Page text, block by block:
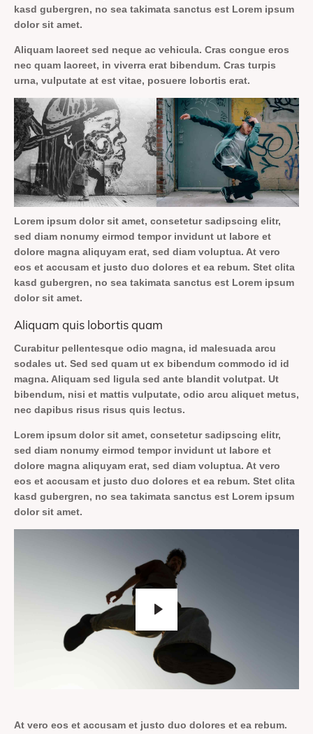
kasd gubergren, no sea takimata sanctus est Lorem ipsum
dolor sit amet.
Aliquam laoreet sed neque ac vehicula. Cras congue eros
nec quam laoreet, in viverra erat bibendum. Cras turpis
urna, vulputate at est vitae, posuere lobortis erat.
Lorem ipsum dolor sit amet, consetetur sadipscing elitr,
sed diam nonumy eirmod tempor invidunt ut labore et
dolore magna aliquyam erat, sed diam voluptua. At vero
eos et accusam et justo duo dolores et ea rebum. Stet clita
kasd gubergren, no sea takimata sanctus est Lorem ipsum
dolor sit amet.
Aliquam quis lobortis quam
Curabitur pellentesque odio magna, id malesuada arcu
sodales ut. Sed sed quam ut ex bibendum commodo id id
magna. Aliquam sed ligula sed ante blandit volutpat. Ut
bibendum, nisi et mattis vulputate, odio arcu aliquet metus,
nec dapibus risus risus quis lectus.
Lorem ipsum dolor sit amet, consetetur sadipscing elitr,
sed diam nonumy eirmod tempor invidunt ut labore et
dolore magna aliquyam erat, sed diam voluptua. At vero
eos et accusam et justo duo dolores et ea rebum. Stet clita
kasd gubergren, no sea takimata sanctus est Lorem ipsum
dolor sit amet.
At vero eos et accusam et justo duo dolores et ea rebum.